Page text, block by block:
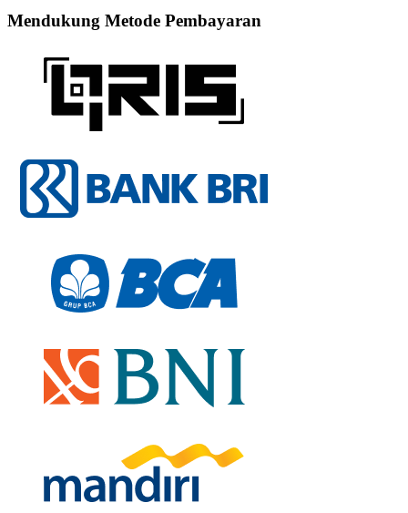
Mendukung Metode Pembayaran